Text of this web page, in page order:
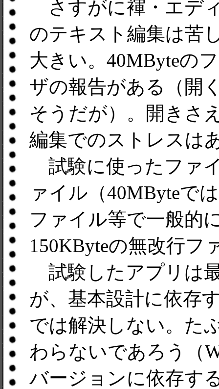
さすがに褌・エデ
のテキスト編集は苦
大きい。40MByteの
ザの報告がある（開
そうだが）。開きさ
編集でのストレスは
試験に使ったファ
ァイル（40MByteで
ファイル等で一般的
150KByteの無改行フ
試験したアプリは
が、基本設計に依存
では解決しない。た
わらないであろう（
バージョンに依存す